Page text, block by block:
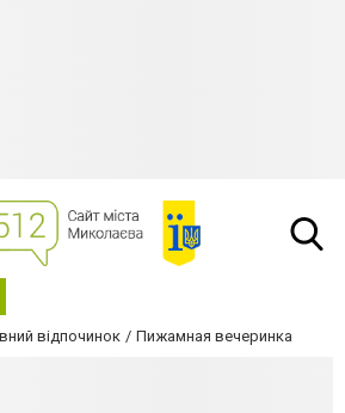
відпочинок Пижамная вечеринка